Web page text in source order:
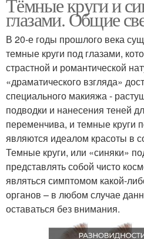
глазами. Общие
В 20-е годы прошлого века
темные круги под глазами,
страстной и романтической
«драматического взгляда»
специального макияжа -
подводки и нанесения теней
переменчива, и темные круги
являются идеалом красоты в
Темные круги, или «синяки»
представлять собой чисто
являться симптомом какой-
органов – в любом случае
оставаться без внимания.